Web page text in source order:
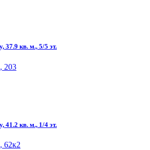
37.9 кв. м., 5/5 эт.
203
41.2 кв. м., 1/4 эт.
62к2